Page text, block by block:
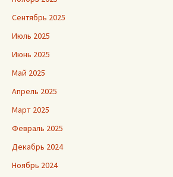
Сентябрь 2025
Июль 2025
Июнь 2025
Май 2025
Апрель 2025
Март 2025
Февраль 2025
Декабрь 2024
Ноябрь 2024